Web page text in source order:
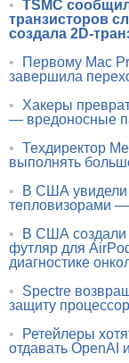
• TSMC
транзисторов
создала 2D-
•
Первому Mac
завершила
•
Хакеры
— вредоносные
• Техдиректор
выполнять
•
В США увидели
тепловизорами —
•
В США создали
футляр для
диагностике
•
Spectre
защиту
•
Ретейлеры
отдавать OpenAI